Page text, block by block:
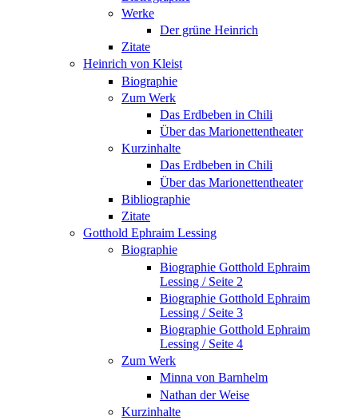
Werke
Der grüne Heinrich
Zitate
Heinrich von Kleist
Biographie
Zum Werk
Das Erdbeben in Chili
Über das Marionettentheater
Kurzinhalte
Das Erdbeben in Chili
Über das Marionettentheater
Bibliographie
Zitate
Gotthold Ephraim Lessing
Biographie
Biographie Gotthold Ephraim
Lessing / Seite 2
Biographie Gotthold Ephraim
Lessing / Seite 3
Biographie Gotthold Ephraim
Lessing / Seite 4
Zum Werk
Minna von Barnhelm
Nathan der Weise
Kurzinhalte